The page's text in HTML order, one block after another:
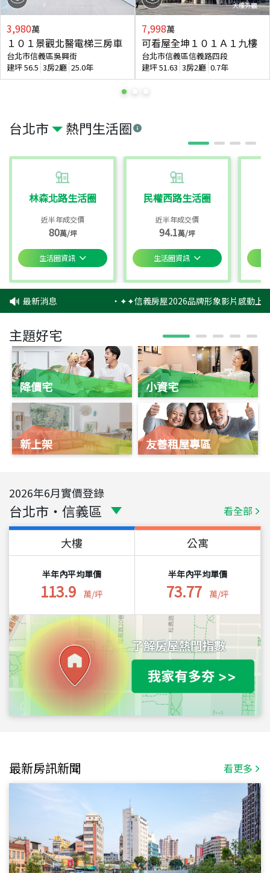
台北市 熱門生活圈
林森北路生活圈
近半年成交價
80萬/坪
生活圈資訊
民權西路生活圈
近半年成交價
94.1萬/坪
生活圈資訊
3,980萬
１０１景觀北醫電梯三房車
台北市信義區吳興街
建坪56.5 3房2廳 25.0年
7,998萬
可看屋全坤１０１Ａ１九樓
台北市信義區信義路四段
建坪51.63 3房2廳 0.7年
最新消息 ‧✦✦信義房屋2026品牌形象影片感動上
主題好宅
降價宅
新上架
小資宅
友善租屋專區
2026年6月實價登錄
台北市 ・ 信義區 看全部
大樓
半年內平均單價
113.9 萬/坪
公寓
半年內平均單價
73.77 萬/坪
最新房訊新聞 看更多